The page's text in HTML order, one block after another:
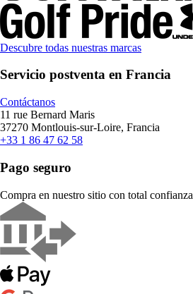
Descubre todas nuestras marcas
Servicio postventa en Francia
Contáctanos
11 rue Bernard Maris
37270 Montlouis-sur-Loire, Francia
+33 1 86 47 62 58
Pago seguro
Compra en nuestro sitio con total confianza